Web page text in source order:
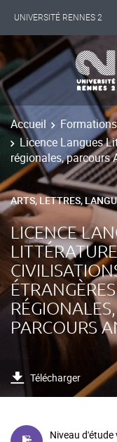
UNIVERSITÉ RENNES 2
INTERNATIONAL
LES NOUVELLES DE
Accueil Formations
Licence Langues
régionales, parcours
ARTS, LETTRES,
LICENCE
RÉGIONALES,
PARCOURS
Télécharger
Niveau d'étude